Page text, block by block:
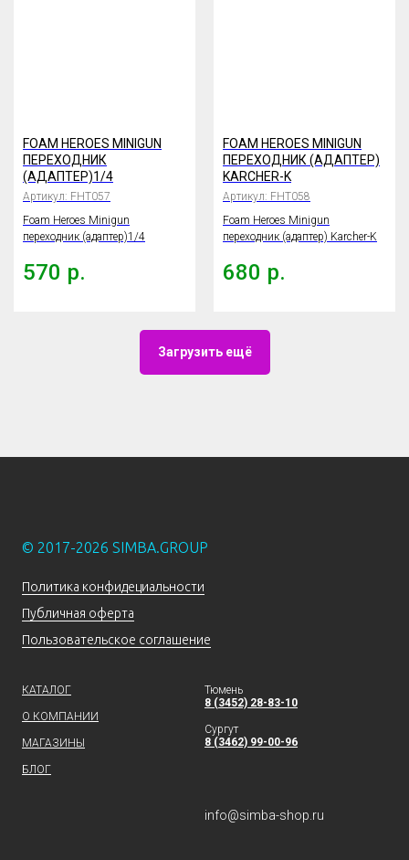
FOAM HEROES MINIGUN
ПЕРЕХОДНИК
(АДАПТЕР)1/4
Артикул: FHT057
Foam Heroes Minigun
переходник (адаптер)1/4
570 р.
FOAM HEROES MINIGUN
ПЕРЕХОДНИК (АДАПТЕР)
KARCHER-K
Артикул: FHT058
Foam Heroes Minigun
переходник (адаптер) Karcher-K
680 р.
Загрузить ещё
© 2017-2026 SIMBA.GROUP
Политика конфидециальности
Публичная оферта
Пользовательское соглашение
КАТАЛОГ
О КОМПАНИИ
МАГАЗИНЫ
БЛОГ
Тюмень
8 (3452) 28-83-10
Сургут
8 (3462) 99-00-96
info@simba-shop.ru